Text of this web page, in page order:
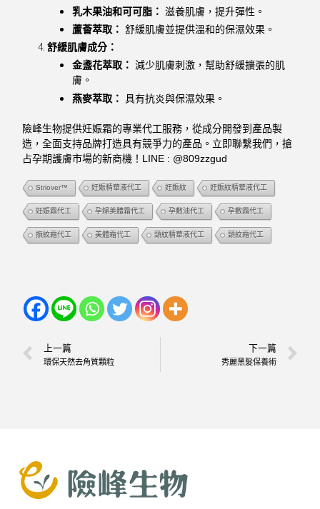
乳木果油和可可脂： 滋養肌膚，提升彈性。
蘆薈萃取： 舒緩肌膚並提供溫和的保濕效果。
舒緩肌膚成分：
金盞花萃取： 減少肌膚刺激，幫助舒緩擴張的肌
膚。
燕麥萃取： 具有抗炎與保濕效果。
險峰生物提供妊娠霜的專業代工服務，從成分開發到產品製
造，全面支持品牌打造具有競爭力的產品。立即聯繫我們，搶
占孕期護膚市場的新商機！LINE : @809zzgud
Striover™ 妊娠精華液代工 妊娠紋 妊娠紋精華液代工
妊娠霜代工 孕婦美體霜代工 孕敷油代工 孕敷霜代工
撫紋霜代工 美體霜代工 頸紋精華液代工 頸紋霜代工
上一篇
環保天然去角質顆粒
下一篇
秀麗黑髮保養術